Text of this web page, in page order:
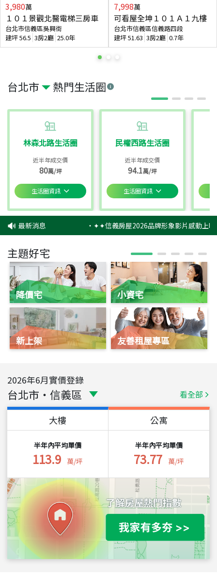
台北市 熱門生活圈
林森北路生活圈
近半年成交價
80萬/坪
生活圈資訊
民權西路生活圈
近半年成交價
94.1萬/坪
生活圈資訊
3,980萬
１０１景觀北醫電梯三房車
台北市信義區吳興街
建坪56.5 3房2廳 25.0年
7,998萬
可看屋全坤１０１Ａ１九樓
台北市信義區信義路四段
建坪51.63 3房2廳 0.7年
最新消息 ‧✦✦信義房屋2026品牌形象影片感動上
主題好宅
降價宅
新上架
小資宅
友善租屋專區
2026年6月實價登錄
台北市 ・ 信義區 看全部
大樓
半年內平均單價
113.9 萬/坪
公寓
半年內平均單價
73.77 萬/坪